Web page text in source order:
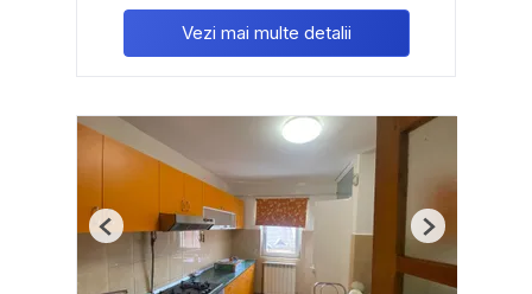
Vezi mai multe detalii
Previous Next